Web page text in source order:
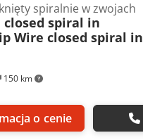
150 km
spiralnie w zwojach
closed spiral in
Wire closed spiral in
o cenie